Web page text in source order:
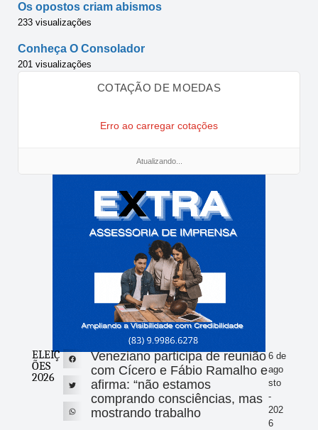
Os opostos criam abismos
233 visualizações
Conheça O Consolador
201 visualizações
COTAÇÃO DE MOEDAS
Erro ao carregar cotações
Atualizando...
ELEIÇ
ÕES
2026
Veneziano participa de reunião
com Cícero e Fábio Ramalho e
afirma: “não estamos
comprando consciências, mas
mostrando trabalho
6 de
ago
sto
-
202
6